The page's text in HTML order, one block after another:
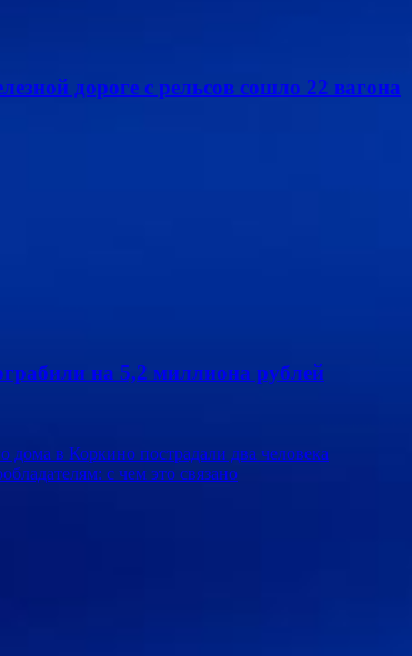
дороге с рельсов сошло 22 вагона
на 5,2 миллиона рублей
дома в Коркино пострадали два человека
с чем это связано